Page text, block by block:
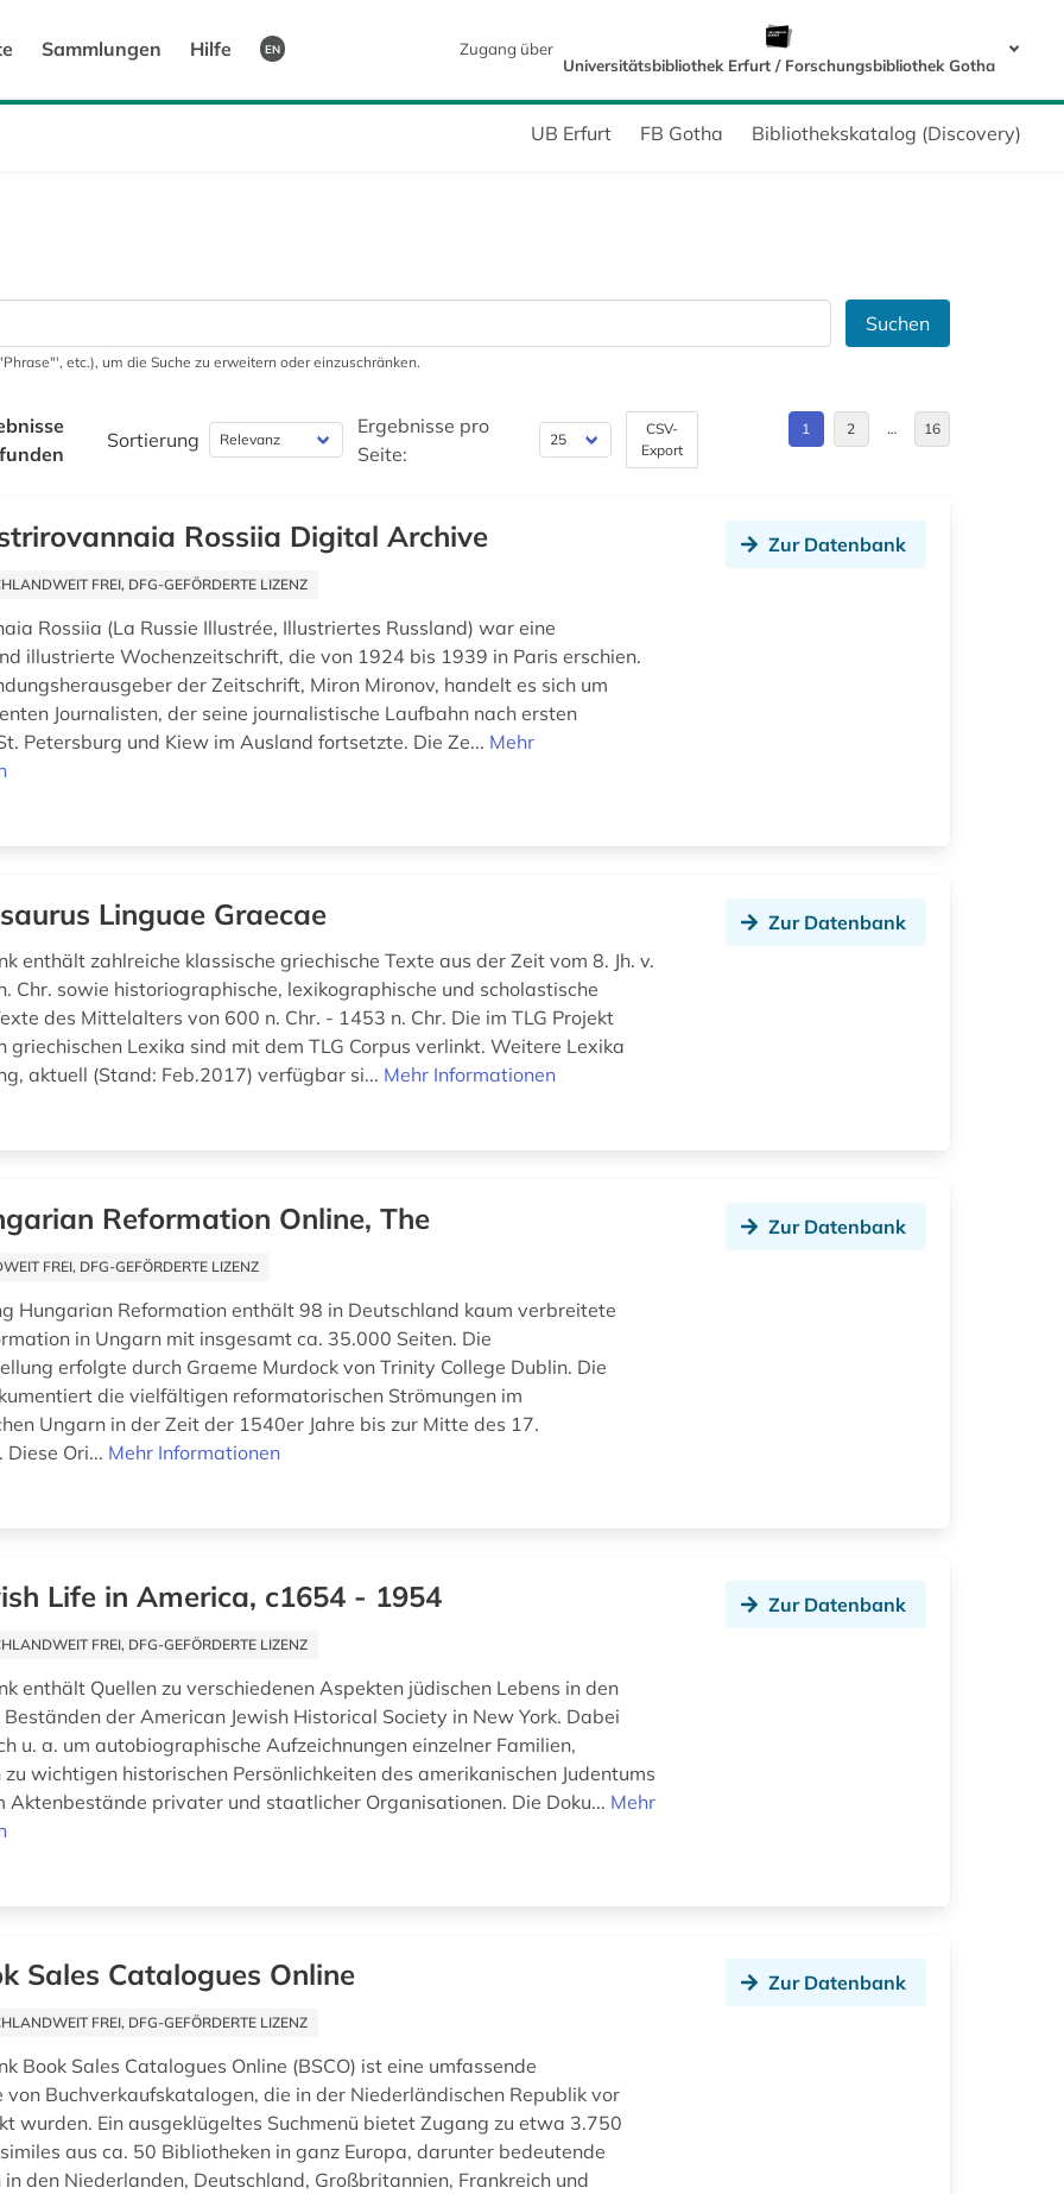
Sammlungen Hilfe EN
Zugang über
Universitätsbibliothek Erfurt / Forschungsbibliothek Gotha
UB Erfurt FB Gotha Bibliothekskatalog (Discovery)
Suchen
etc.), um die Suche zu erweitern oder einzuschränken.
Sortierung
Ergebnisse pro
Seite:
CSV-
Export
1 2 … 16
Rossiia Digital Archive
FREI, DFG-GEFÖRDERTE LIZENZ
Rossiia (La Russie Illustrée, Illustriertes Russland) war eine
illustrierte Wochenzeitschrift, die von 1924 bis 1939 in Paris erschien.
der Zeitschrift, Miron Mironov, handelt es sich um
Journalisten, der seine journalistische Laufbahn nach ersten
Petersburg und Kiew im Ausland fortsetzte. Die Ze... Mehr
Zur Datenbank
Linguae Graecae
enthält zahlreiche klassische griechische Texte aus der Zeit vom 8. Jh. v.
Chr. sowie historiographische, lexikographische und scholastische
des Mittelalters von 600 n. Chr. - 1453 n. Chr. Die im TLG Projekt
Lexika sind mit dem TLG Corpus verlinkt. Weitere Lexika
aktuell (Stand: Feb.2017) verfügbar si... Mehr Informationen
Zur Datenbank
Reformation Online, The
FREI, DFG-GEFÖRDERTE LIZENZ
Hungarian Reformation enthält 98 in Deutschland kaum verbreitete
in Ungarn mit insgesamt ca. 35.000 Seiten. Die
erfolgte durch Graeme Murdock von Trinity College Dublin. Die
die vielfältigen reformatorischen Strömungen im
Ungarn in der Zeit der 1540er Jahre bis zur Mitte des 17.
Diese Ori... Mehr Informationen
Zur Datenbank
Life in America, c1654 - 1954
FREI, DFG-GEFÖRDERTE LIZENZ
enthält Quellen zu verschiedenen Aspekten jüdischen Lebens in den
Beständen der American Jewish Historical Society in New York. Dabei
u. a. um autobiographische Aufzeichnungen einzelner Familien,
zu wichtigen historischen Persönlichkeiten des amerikanischen Judentums
Aktenbestände privater und staatlicher Organisationen. Die Doku... Mehr
Zur Datenbank
Sales Catalogues Online
FREI, DFG-GEFÖRDERTE LIZENZ
Book Sales Catalogues Online (BSCO) ist eine umfassende
von Buchverkaufskatalogen, die in der Niederländischen Republik vor
wurden. Ein ausgeklügeltes Suchmenü bietet Zugang zu etwa 3.750
aus ca. 50 Bibliotheken in ganz Europa, darunter bedeutende
in den Niederlanden, Deutschland, Großbritannien, Frankreich und
Zur Datenbank